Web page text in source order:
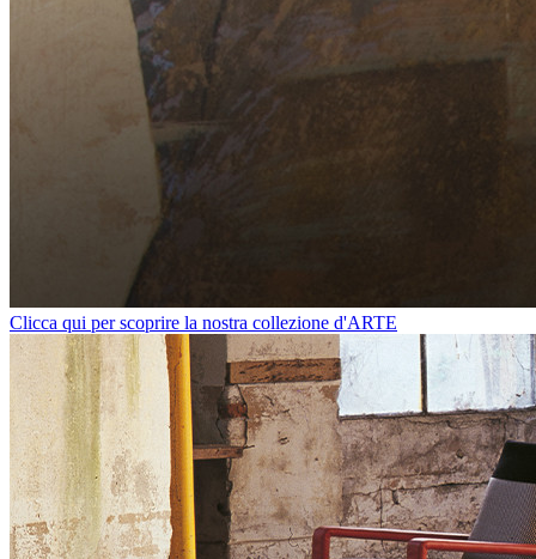
Clicca qui per scoprire la nostra collezione d'ARTE